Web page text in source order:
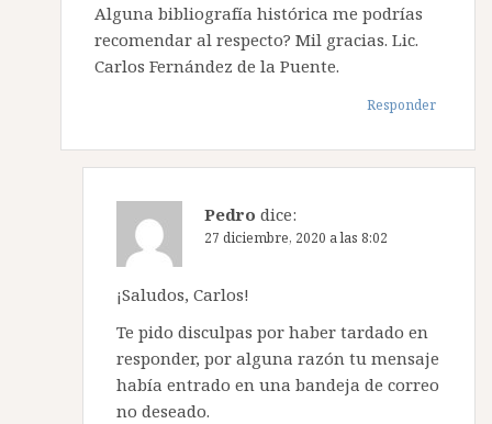
Alguna bibliografía histórica me podrías
recomendar al respecto? Mil gracias. Lic.
Carlos Fernández de la Puente.
Responder
Pedro dice:
27 diciembre, 2020 a las 8:02
¡Saludos, Carlos!
Te pido disculpas por haber tardado en
responder, por alguna razón tu mensaje
había entrado en una bandeja de correo
no deseado.